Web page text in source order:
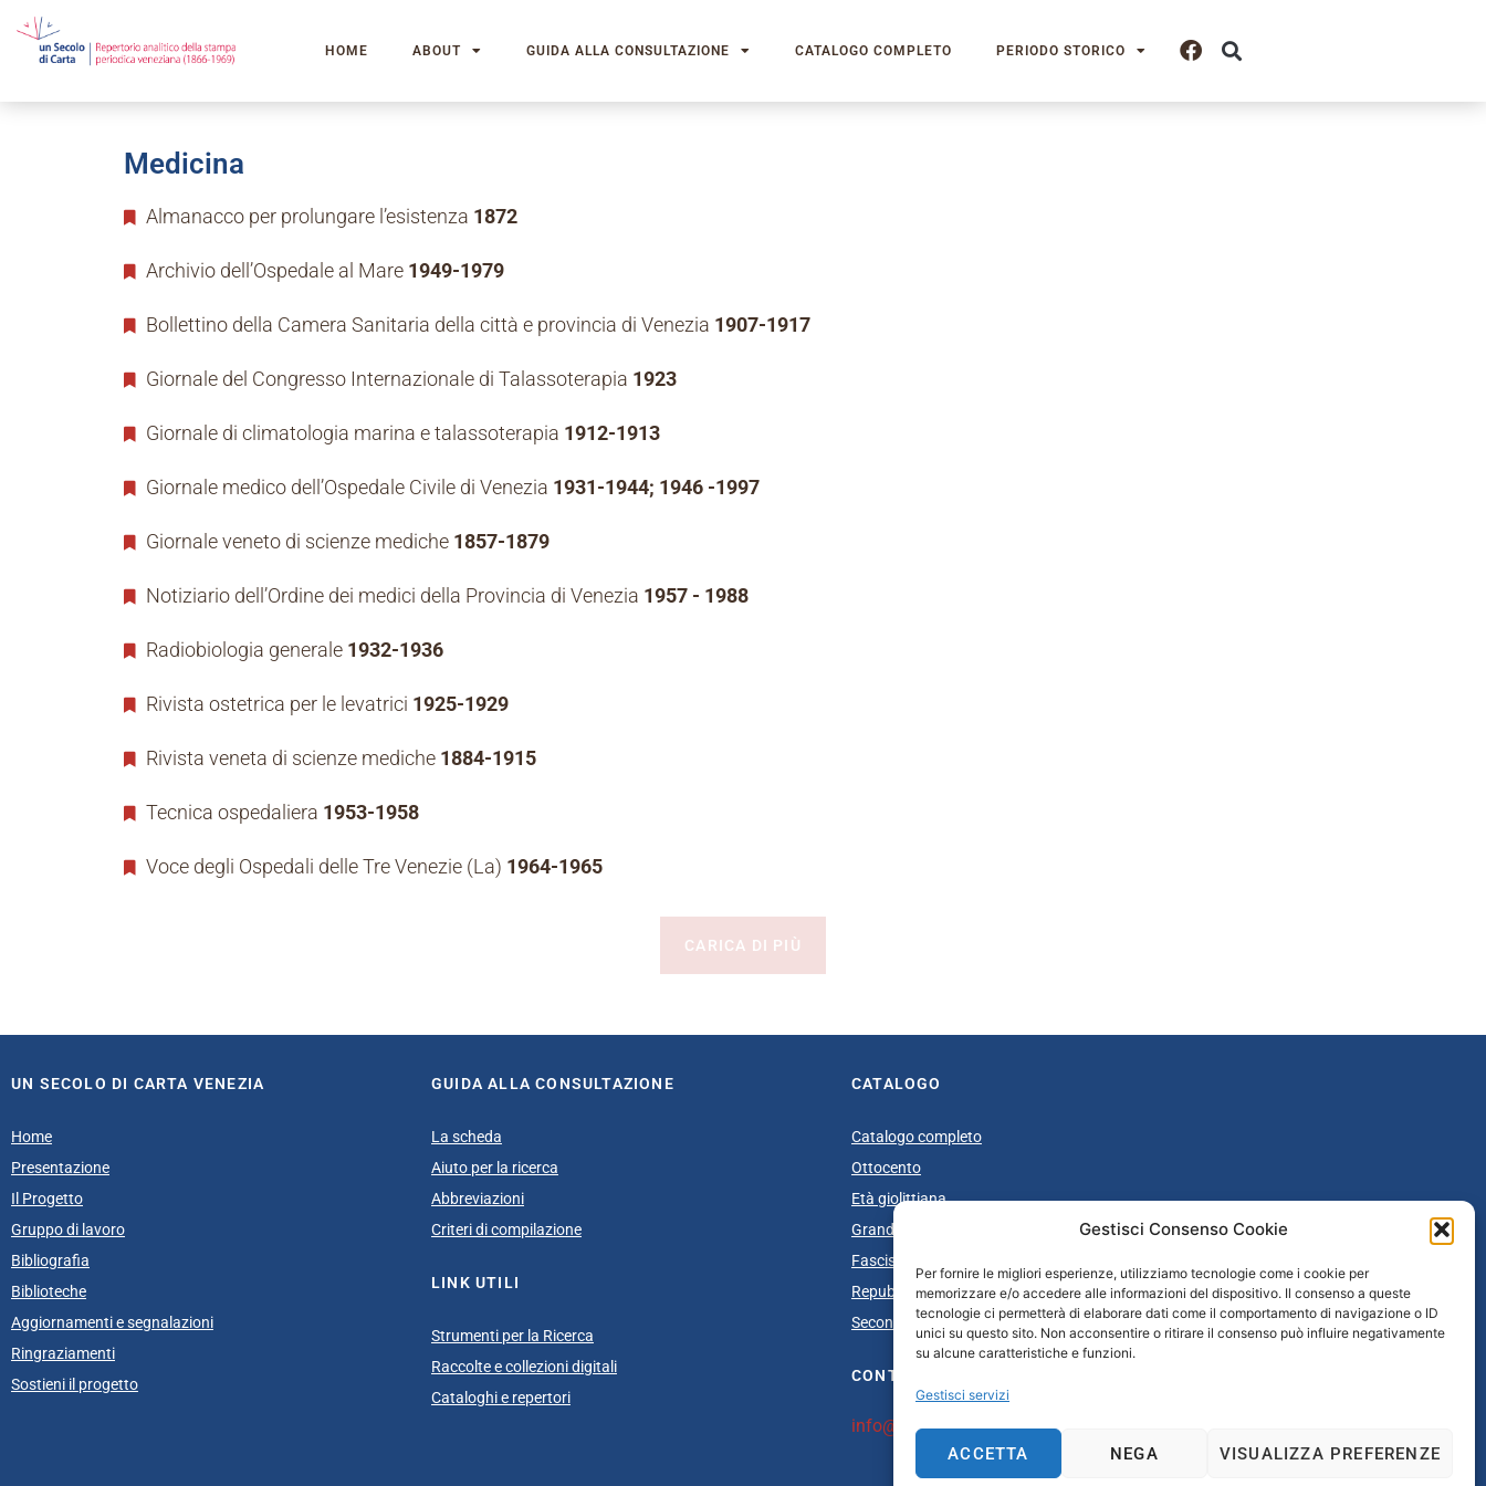
Gestisci Consenso Cookie
Per fornire le migliori esperienze, utilizziamo tecnologie come i cookie per
memorizzare e/o accedere alle informazioni del dispositivo. Il consenso a queste
tecnologie ci permetterà di elaborare dati come il comportamento di navigazione o ID
unici su questo sito. Non acconsentire o ritirare il consenso può influire negativamente
su alcune caratteristiche e funzioni.
Gestisci servizi
ACCETTA NEGA VISUALIZZA PREFERENZE
HOME ABOUT GUIDA ALLA CONSULTAZIONE CATALOGO COMPLETO PERIODO STORICO
Medicina
Almanacco per prolungare l’esistenza 1872
Archivio dell’Ospedale al Mare 1949-1979
Bollettino della Camera Sanitaria della città e provincia di Venezia 1907-1917
Giornale del Congresso Internazionale di Talassoterapia 1923
Giornale di climatologia marina e talassoterapia 1912-1913
Giornale medico dell’Ospedale Civile di Venezia 1931-1944; 1946 -1997
Giornale veneto di scienze mediche 1857-1879
Notiziario dell’Ordine dei medici della Provincia di Venezia 1957 - 1988
Radiobiologia generale 1932-1936
Rivista ostetrica per le levatrici 1925-1929
Rivista veneta di scienze mediche 1884-1915
Tecnica ospedaliera 1953-1958
Voce degli Ospedali delle Tre Venezie (La) 1964-1965
CARICA DI PIÙ
UN SECOLO DI CARTA VENEZIA
Home
Presentazione
Il Progetto
Gruppo di lavoro
Bibliografia
Biblioteche
Aggiornamenti e segnalazioni
Ringraziamenti
Sostieni il progetto
GUIDA ALLA CONSULTAZIONE
La scheda
Aiuto per la ricerca
Abbreviazioni
Criteri di compilazione
LINK UTILI
Strumenti per la Ricerca
Raccolte e collezioni digitali
Cataloghi e repertori
CATALOGO
Catalogo completo
Ottocento
Età giolittiana
Grande Guerra e dopoguerra
Fascismo
Repubblica Sociale Italiana
Secondo dopoguerra / Età repubblicana
CONTATTI
info@unsecolodicartavenezia.it